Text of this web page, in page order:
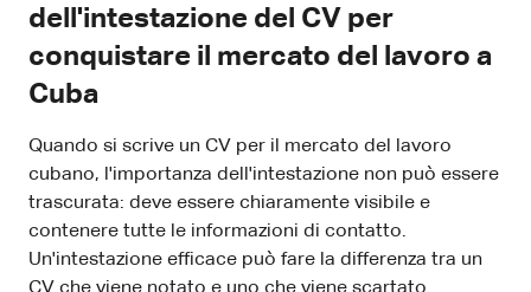
dell'intestazione del CV per
conquistare il mercato del lavoro a
Cuba
Quando si scrive un CV per il mercato del lavoro
cubano, l'importanza dell'intestazione non può essere
trascurata: deve essere chiaramente visibile e
contenere tutte le informazioni di contatto.
Un'intestazione efficace può fare la differenza tra un